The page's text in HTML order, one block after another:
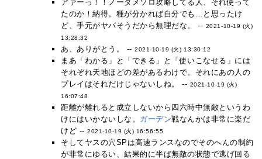
アァーっ！！ノーダメソロ攻略してる人、それ使って
たのか！納得。種が分かれば自分でも…と思ったけ
ど、手元がヤバそうだから無理だな。 -- 2021-10-19 (火)
13:28:32
あ、ありがとう。 --2021-10-19 (火) 13:30:12
まあ「わかる」と「できる」と「使いこなせる」には
それぞれ天地ほどの差があるわけで。それにあの人の
プレイはそれだけじゃないしね。 -- 2021-10-19 (火)
16:07:48
距離が離れると成立しないから四六時中無敵というわ
けにはいかないしな。 ガーデン戦なんかは非常に楽だ
けど --2021-10-19 (火) 16:56:55
そしてヤスの穴SPは高速ランスなのでそのへんの制約
が非常にゆるい、結果的に半ば無敵の状態で逃げ回る